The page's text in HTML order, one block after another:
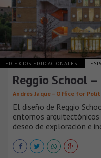
EDIFICIOS EDUCACIONALES
Reggio School
Andrés Jaque – Office for
El diseño de Reggio
entornos
deseo de exploración e